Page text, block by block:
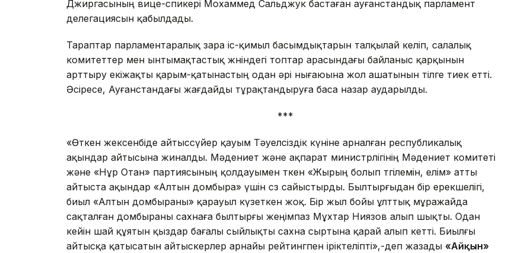
Джиргасының вице-спикері Мохаммед Сальджук бастаған ауғанстандық парламент
делегациясын қабылдады.
Тараптар парламентаралық өзара іс-қимыл басымдықтарын талқылай келіп, салалық
комитеттер мен ынтымақтастық жөніндегі топтар арасындағы байланыс қарқынын
арттыру екіжақты қарым-қатынастың одан әрі нығаюына жол ашатынын тілге тиек етті.
Әсіресе, Ауғанстандағы жағдайды тұрақтандыруға баса назар аударылды.
***
«Өткен жексенбіде айтыссүйер қауым Тәуелсіздік күніне арналған республикалық
ақындар айтысына жиналды. Мәдениет және ақпарат министрлігінің Мәдениет комитеті
және «Нұр Отан» партиясының қолдауымен өткен «Жырың болып төгілемін, елім» атты
айтыста ақындар «Алтын домбыра» үшін сөз сайыстырды. Былтырғыдан бір ерекшелігі,
биыл «Алтын домбыраны» қарауыл күзеткен жоқ. Бір жыл бойы ұлттық мұражайда
сақталған домбыраны сахнаға былтырғы жеңімпаз Мұхтар Ниязов алып шықты. Одан
кейін шай құятын қыздар бағалы сыйлықты сахна сыртына қарай алып кетті. Биылғы
айтысқа қатысатын айтыскерлер арнайы рейтингпен іріктеліпті»,-деп жазады «Айқын»